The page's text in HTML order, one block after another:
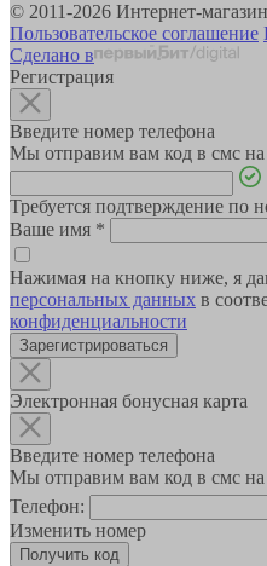
© 2011-2026 Интернет-
Пользовательское соглашение
Сделано в
Регистрация
Введите номер телефона
Мы отправим вам код в смс
Требуется подтверждение по
Ваше имя *
Нажимая на кнопку ниже, я
персональных данных в
конфиденциальности
Зарегистрироваться
Электронная бонусная карта
Введите номер телефона
Мы отправим вам код в смс
Телефон:
Изменить номер